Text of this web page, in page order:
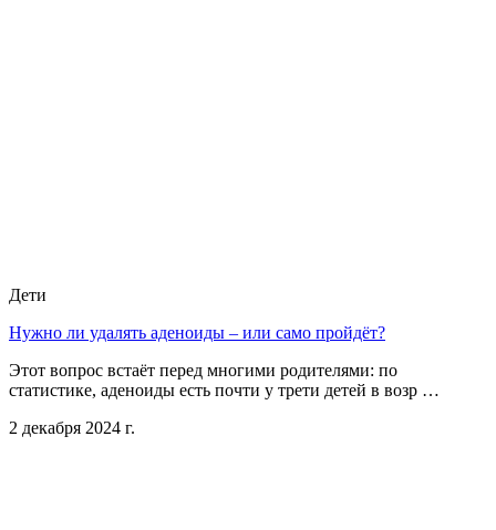
Дети
Нужно ли удалять аденоиды – или само пройдёт?
Этот вопрос встаёт перед многими родителями: по
статистике, аденоиды есть почти у трети детей в возр …
2 декабря 2024 г.